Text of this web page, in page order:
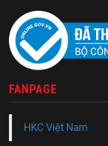
FANPAGE
HKC Việt Nam